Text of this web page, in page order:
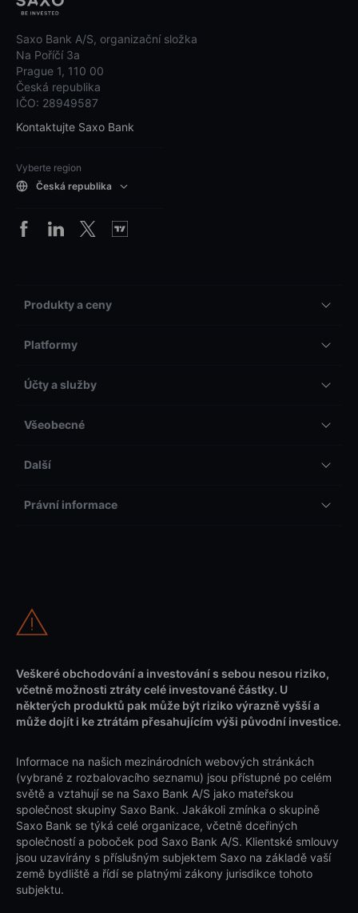
Saxo Bank A/S, organizační složka
Na Poříčí 3a
Prague 1, 110 00
Česká republika
IČO: 28949587
Kontaktujte Saxo Bank
Vyberte region
Česká republika
Produkty a ceny
Platformy
Účty a služby
Všeobecné
Další
Právní informace
Veškeré obchodování a investování s sebou nesou riziko,
včetně možnosti ztráty celé investované částky. U
některých produktů pak může být riziko výrazně vyšší a
může dojít i ke ztrátám přesahujícím výši původní investice.
Informace na našich mezinárodních webových stránkách
(vybrané z rozbalovacího seznamu) jsou přístupné po celém
světě a vztahují se na Saxo Bank A/S jako mateřskou
společnost skupiny Saxo Bank. Jakákoli zmínka o skupině
Saxo Bank se týká celé organizace, včetně dceřiných
společností a poboček pod Saxo Bank A/S. Klientské smlouvy
jsou uzavírány s příslušným subjektem Saxo na základě vaší
země bydliště a řídí se platnými zákony jurisdikce tohoto
subjektu.